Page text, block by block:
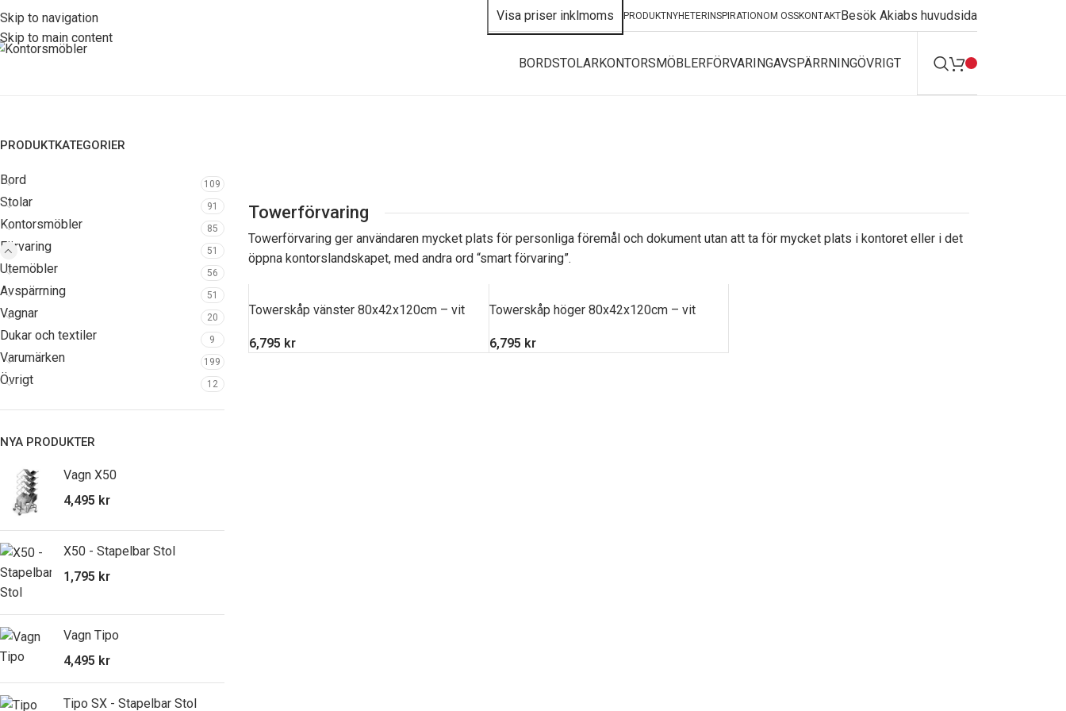
Skip to navigation
Skip to main content
PRODUKTNYHETERINSPIRATIONOM OSSKONTAKTBesök Akiabs huvudsida
BORDSTOLARKONTORSMÖBLERFÖRVARINGAVSPÄRRNINGÖVRIGT
PRODUKTKATEGORIER
Bord 109
Stolar 91
Kontorsmöbler 85
Förvaring 51
Utemöbler 56
Avspärrning 51
Vagnar 20
Dukar och textiler 9
Varumärken 199
Övrigt 12
NYA PRODUKTER
Vagn X50
4,495 kr
X50 - Stapelbar Stol
1,795 kr
Vagn Tipo
4,495 kr
Tipo SX - Stapelbar Stol
Towerförvaring
Towerförvaring ger användaren mycket plats för personliga föremål och dokument utan att ta för mycket plats i kontoret eller i det
öppna kontorslandskapet, med andra ord “smart förvaring”.
Towerskåp vänster 80x42x120cm – vit
6,795 kr
Towerskåp höger 80x42x120cm – vit
6,795 kr